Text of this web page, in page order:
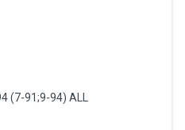
(7-91;9-94) ALL